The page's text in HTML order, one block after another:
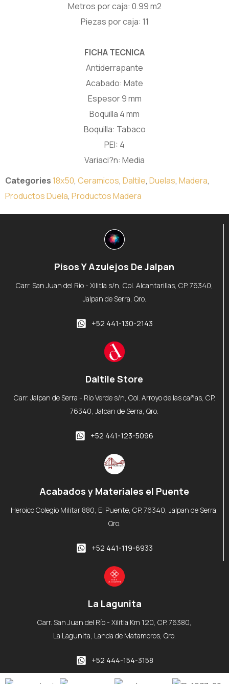
Metros por caja: 0.99 m2
Piezas por caja: 11
FICHA TECNICA
Antiderrapante
Acabado: Mate
Espesor 9 mm
Boquilla 4 mm
Boquilla: Tabaco
PEI: 4
Variaci?n: Media
Categories18x50, Ceramicos, Daltile, Duelas, Madera,
Productos Duela, Productos Madera
Pisos Y Azulejos De Jalpan
Carr. San Juan del Río - Xilitla s/n, Col. Alcantarillas, CP. 76340,
Jalpan de Serra, Qro.
+52 441-130-2143
Daltile Store
Carr. Jalpan de Serra - Río Verde s/n, Col. Arroyo de las cañas, CP.
76340, Jalpan de Serra, Qro.
+52 441-123-5096
Acabados y Materiales el Puente
Heroico Colegio Militar 880, El Puente, CP. 76340, Jalpan de Serra,
Qro.
+52 441-119-6933
La Lagunita
Carr. San Juan del Río - Xilitla Km 120, CP. 76380,
La Lagunita, Landa de Matamoros, Qro.
+52 444-154-3158